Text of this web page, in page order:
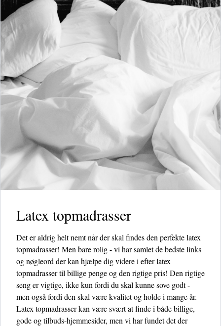
Latex topmadrasser
Det er aldrig helt nemt når der skal findes den perfekte latex
topmadrasser! Men bare rolig - vi har samlet de bedste links
og nøgleord der kan hjælpe dig videre i efter latex
topmadrasser til billige penge og den rigtige pris! Den rigtige
seng er vigtige, ikke kun fordi du skal kunne sove godt -
men også fordi den skal være kvalitet og holde i mange år.
Latex topmadrasser kan være svært at finde i både billige,
gode og tilbuds-hjemmesider, men vi har fundet det der